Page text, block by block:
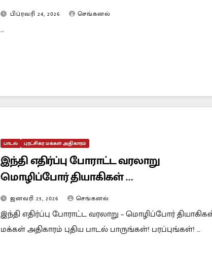
பிப்ரவரி 24, 2026 செங்கனல்
…
பாடல் புரட்சிகர மக்கள் அதிகாரம்
இந்தி எதிர்ப்பு போராட்ட வரலாறு
மொழிப்போர் தியாகிகள்
புரட்சிகர மக்கள் அதிகாரம் புதிய பாடல்
ஜனவரி 25, 2026 செங்கனல்
இந்தி எதிர்ப்பு போராட்ட வரலாறு – மொழிப்போர் தியாகிகள்
மக்கள் அதிகாரம் புதிய பாடல் பாருங்கள்! பரப்புங்கள்! …